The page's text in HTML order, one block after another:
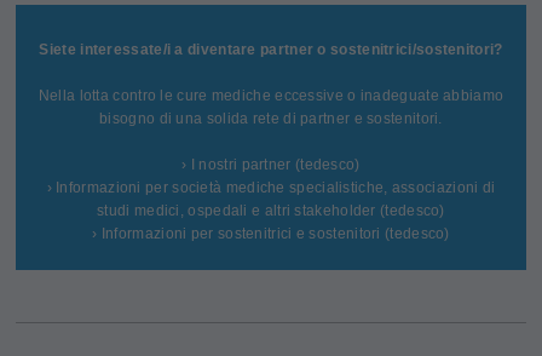
Siete interessate/i a diventare partner o sostenitrici/sostenitori?
Nella lotta contro le cure mediche eccessive o inadeguate abbiamo
bisogno di una solida rete di partner e sostenitori.
› I nostri partner (tedesco)
› Informazioni per società mediche specialistiche, associazioni di
studi medici, ospedali e altri stakeholder (tedesco)
› Informazioni per sostenitrici e sostenitori (tedesco)